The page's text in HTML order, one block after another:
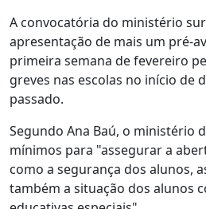
A convocatória do ministério
apresentação de mais um pré-
primeira semana de fevereiro
greves nas escolas no início de
passado.
Segundo Ana Baú, o ministério
mínimos para "assegurar a
como a segurança dos alunos,
também a situação dos alunos